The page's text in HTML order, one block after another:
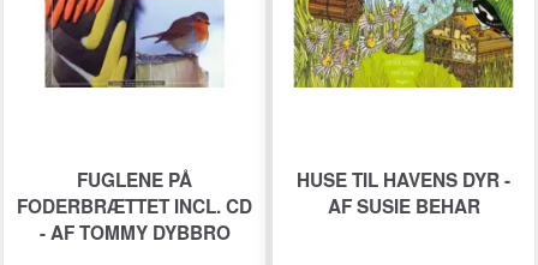
FUGLENE PÅ
FODERBRÆTTET INCL. CD
- AF TOMMY DYBBRO
HUSE TIL HAVENS DYR -
AF SUSIE BEHAR